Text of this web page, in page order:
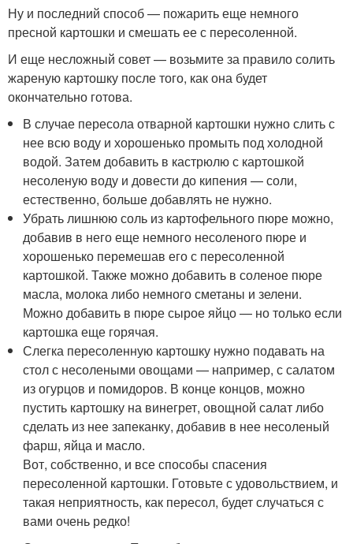
Ну и последний способ — пожарить еще немного
пресной картошки и смешать ее с пересоленной.
И еще несложный совет — возьмите за правило солить
жареную картошку после того, как она будет
окончательно готова.
В случае пересола отварной картошки нужно слить с
нее всю воду и хорошенько промыть под холодной
водой. Затем добавить в кастрюлю с картошкой
несоленую воду и довести до кипения — соли,
естественно, больше добавлять не нужно.
Убрать лишнюю соль из картофельного пюре можно,
добавив в него еще немного несоленого пюре и
хорошенько перемешав его с пересоленной
картошкой. Также можно добавить в соленое пюре
масла, молока либо немного сметаны и зелени.
Можно добавить в пюре сырое яйцо — но только если
картошка еще горячая.
Слегка пересоленную картошку нужно подавать на
стол с несолеными овощами — например, с салатом
из огурцов и помидоров. В конце концов, можно
пустить картошку на винегрет, овощной салат либо
сделать из нее запеканку, добавив в нее несоленый
фарш, яйца и масло.
Вот, собственно, и все способы спасения
пересоленной картошки. Готовьте с удовольствием, и
такая неприятность, как пересол, будет случаться с
вами очень редко!